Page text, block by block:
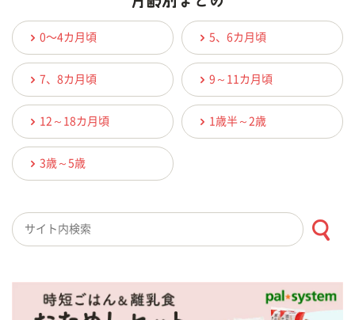
0〜4カ月頃 5、6カ月頃
7、8カ月頃 9～11カ月頃
12～18カ月頃 1歳半～2歳
3歳～5歳
検索キーワード入力